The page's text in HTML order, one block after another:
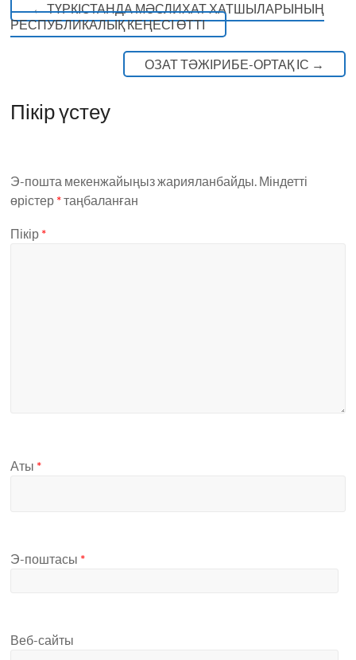
←ТҮРКІСТАНДА МӘСЛИХАТ ХАТШЫЛАРЫНЫҢ
РЕСПУБЛИКАЛЫҚ КЕҢЕСІ ӨТТІ
ОЗАТ ТӘЖІРИБЕ-ОРТАҚ ІС →
Пікір үстеу
Э-пошта мекенжайыңыз жарияланбайды. Міндетті
өрістер *таңбаланған
Пікір *
Аты *
Э-поштасы *
Веб-сайты